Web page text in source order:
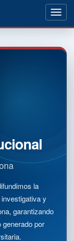
la
y
garantizando
por